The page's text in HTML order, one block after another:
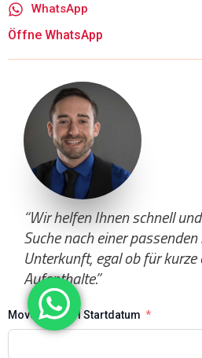
WhatsApp
Öffne WhatsApp
“Wir helfen Ihnen schnell
Suche nach einer
Unterkunft, egal ob für kurze
Aufenthalte.”
Move-in date I Startdatum